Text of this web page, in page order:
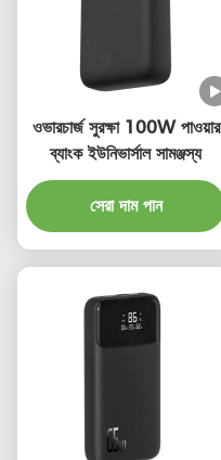
ওভারচার্জ সুরক্ষা 100W পাওয়ার
ব্যাংক ইউনিভার্সাল সামঞ্জস্য
সেরা দাম পান